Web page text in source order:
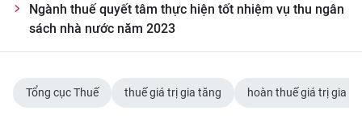
Ngành thuế quyết tâm thực hiện tốt nhiệm vụ thu ngân
sách nhà nước năm 2023
Tổng cục Thuế thuế giá trị gia tăng hoàn thuế giá trị gia